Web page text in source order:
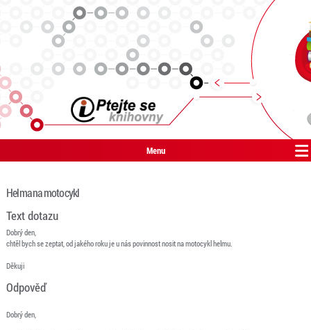
Menu
Helma na motocykl
Text dotazu
Dobrý den,
chtěl bych se zeptat, od jakého roku je u nás povinnost nosit na motocykl helmu.
Děkuji
Odpověď
Dobrý den,